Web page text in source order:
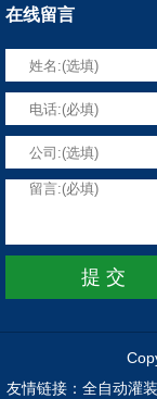
在线留言
友情链接： 全自动灌